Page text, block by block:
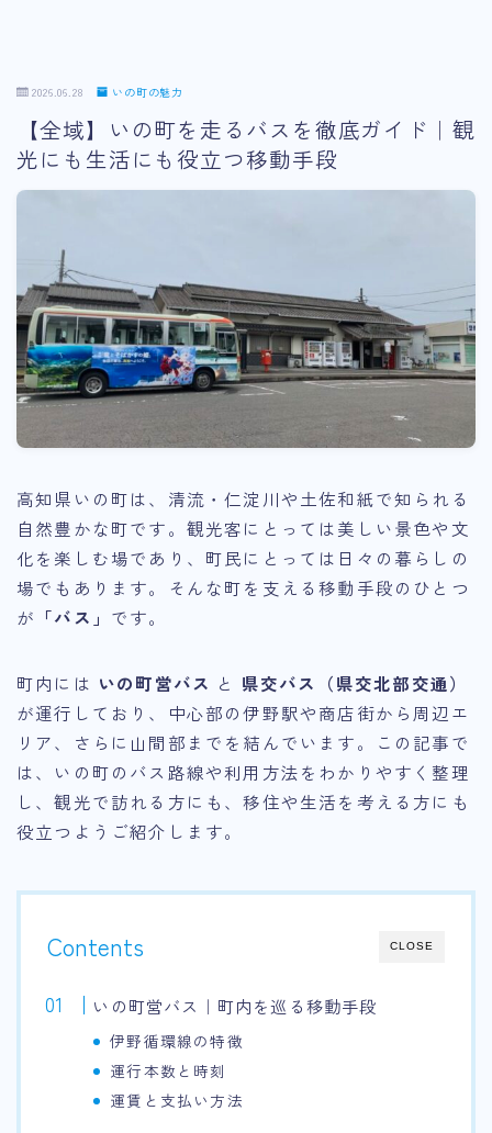
2026.06.28 いの町の魅力
【全域】いの町を走るバスを徹底ガイド｜観
光にも生活にも役立つ移動手段
高知県いの町は、清流・仁淀川や土佐和紙で知られる
自然豊かな町です。観光客にとっては美しい景色や文
化を楽しむ場であり、町民にとっては日々の暮らしの
場でもあります。そんな町を支える移動手段のひとつ
が 「バス」 です。
町内には いの町営バス と 県交バス（県交北部交通）
が運行しており、中心部の伊野駅や商店街から周辺エ
リア、さらに山間部までを結んでいます。この記事で
は、いの町のバス路線や利用方法をわかりやすく整理
し、観光で訪れる方にも、移住や生活を考える方にも
役立つようご紹介します。
CLOSE
Contents
いの町営バス｜町内を巡る移動手段
伊野循環線の特徴
運行本数と時刻
運賃と支払い方法